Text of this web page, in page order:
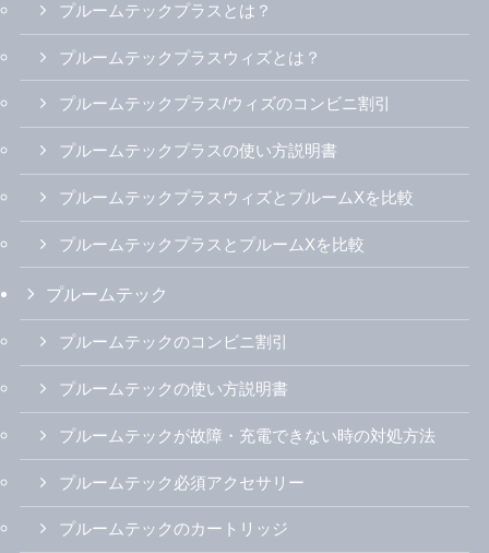
プルームテックプラスとは？
プルームテックプラスウィズとは？
プルームテックプラス/ウィズのコンビニ割引
プルームテックプラスの使い方説明書
プルームテックプラスウィズとプルームXを比較
プルームテックプラスとプルームXを比較
プルームテック
プルームテックのコンビニ割引
プルームテックの使い方説明書
プルームテックが故障・充電できない時の対処方法
プルームテック必須アクセサリー
プルームテックのカートリッジ